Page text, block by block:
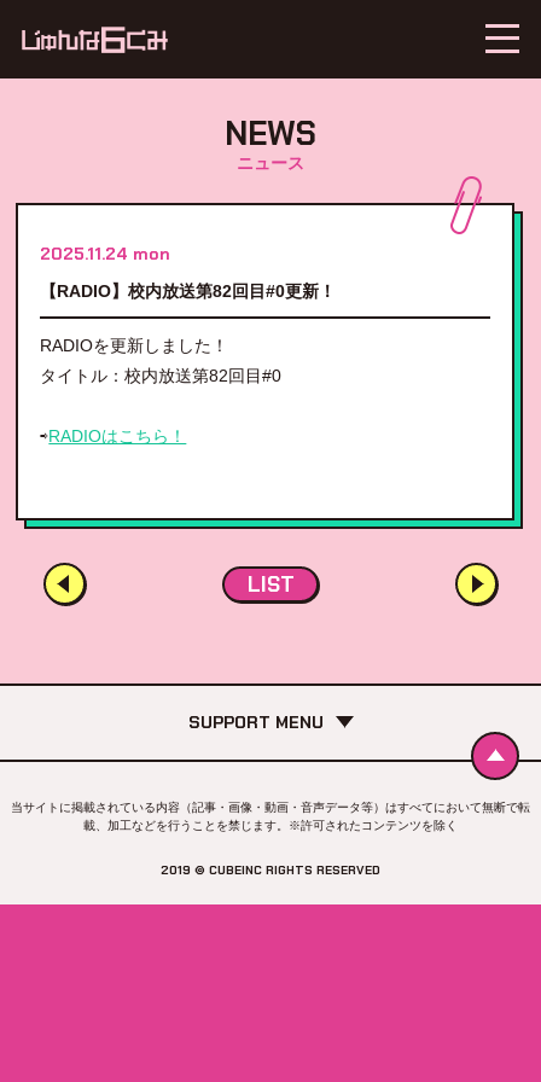
NEWS
ニュース
2025.11.24 mon
【RADIO】校内放送第82回目#0更新！
RADIOを更新しました！
タイトル：校内放送第82回目#0
⇨RADIOはこちら！
LIST
SUPPORT MENU
当サイトに掲載されている内容（記事・画像・動画・音声データ等）はすべてにおいて無断で転
載、加工などを行うことを禁じます。※許可されたコンテンツを除く
2019 © CUBEINC RIGHTS RESERVED